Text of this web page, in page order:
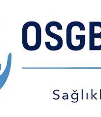
sağlık
olmasa da;